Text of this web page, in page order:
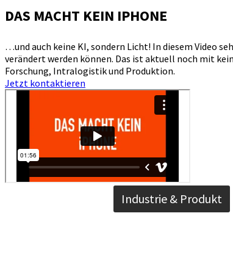
DAS MACHT KEIN IPHONE
…und auch keine KI, sondern Licht! In diesem Video
verändert werden können. Das ist aktuell noch mit
Forschung, Intralogistik und Produktion.
Jetzt kontaktieren
Industrie & Produkt